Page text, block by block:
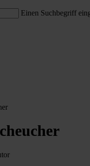
Einen Suchbegriff